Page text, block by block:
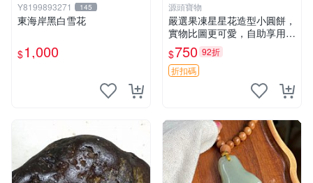
Y8199893271 145
東海岸黑白雪花
$1,000
源頭寶物
嚴選果凍星星花造型小圓餅，
實物比圖更可愛，自助享用更
方便 小圓餅 果凍 星星花
$750 92折
折扣碼